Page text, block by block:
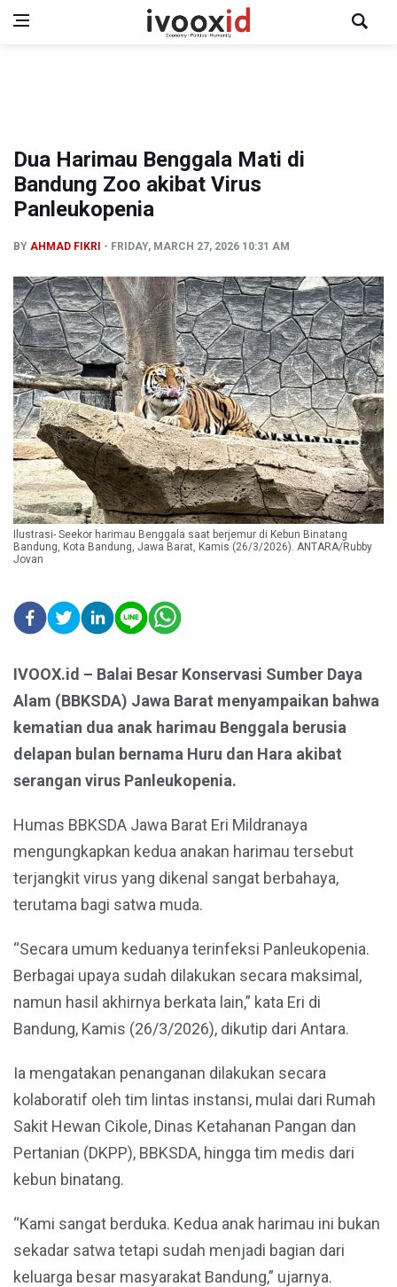
Dua Harimau Benggala Mati di
Bandung Zoo akibat Virus
Panleukopenia
BY AHMAD FIKRI FRIDAY, MARCH 27, 2026 10:31 AM
Ilustrasi- Seekor harimau Benggala saat berjemur di Kebun Binatang
Bandung, Kota Bandung, Jawa Barat, Kamis (26/3/2026). ANTARA/Rubby
Jovan
IVOOX.id – Balai Besar Konservasi Sumber Daya
Alam (BBKSDA) Jawa Barat menyampaikan bahwa
kematian dua anak harimau Benggala berusia
delapan bulan bernama Huru dan Hara akibat
serangan virus Panleukopenia.
Humas BBKSDA Jawa Barat Eri Mildranaya
mengungkapkan kedua anakan harimau tersebut
terjangkit virus yang dikenal sangat berbahaya,
terutama bagi satwa muda.
“Secara umum keduanya terinfeksi Panleukopenia.
Berbagai upaya sudah dilakukan secara maksimal,
namun hasil akhirnya berkata lain,” kata Eri di
Bandung, Kamis (26/3/2026), dikutip dari Antara.
Ia mengatakan penanganan dilakukan secara
kolaboratif oleh tim lintas instansi, mulai dari Rumah
Sakit Hewan Cikole, Dinas Ketahanan Pangan dan
Pertanian (DKPP), BBKSDA, hingga tim medis dari
kebun binatang.
“Kami sangat berduka. Kedua anak harimau ini bukan
sekadar satwa tetapi sudah menjadi bagian dari
keluarga besar masyarakat Bandung,” ujarnya.